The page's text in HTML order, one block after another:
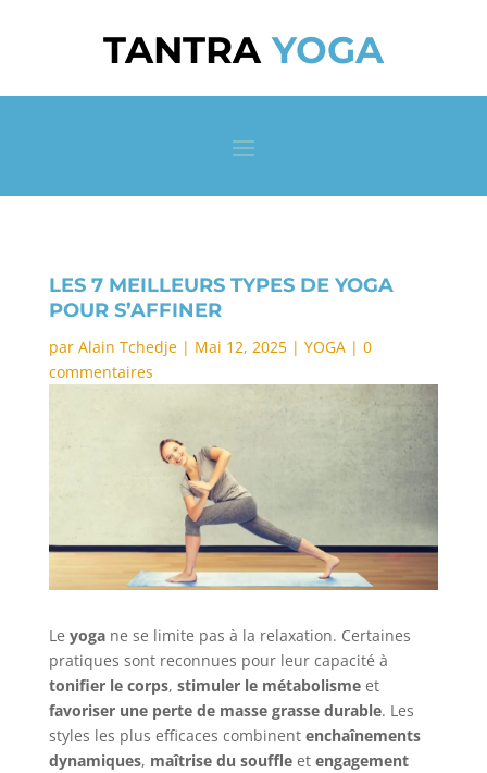
TANTRAYOGA
LES 7 MEILLEURS TYPES DE YOGA
POUR S’AFFINER
par Alain Tchedje| Mai 12, 2025| YOGA| 0
commentaires
Le yogane se limite pas à la relaxation. Certaines
pratiques sont reconnues pour leur capacité à
tonifier le corps, stimuler le métabolismeet
favoriser une perte de masse grasse durable. Les
styles les plus efficaces combinent enchaînements
dynamiques, maîtrise du souffleet engagement